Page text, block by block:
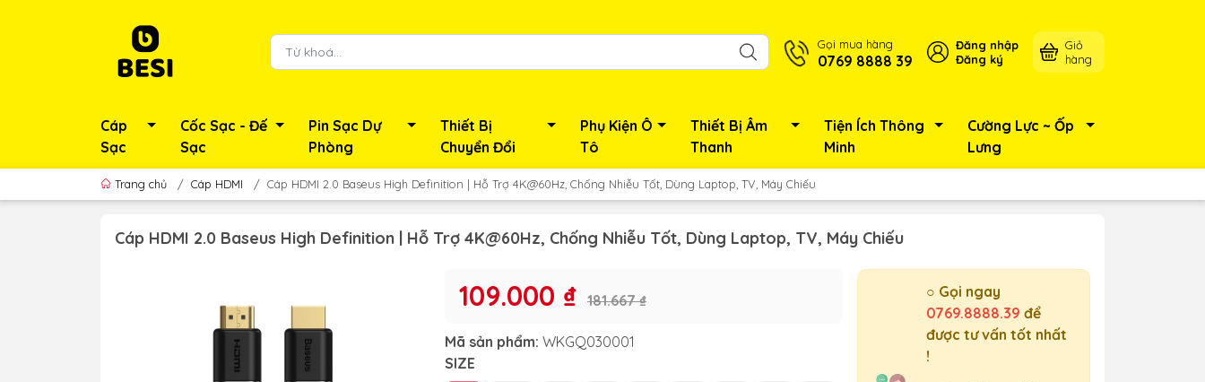
Gọi mua hàng
0769 8888 39
Đăng nhập
Đăng ký
Giỏ
hàng
Cáp
Sạc
Cốc Sạc - Đế
Sạc
Pin Sạc Dự
Phòng
Thiết Bị
Chuyển Đổi
Phụ Kiện Ô
Tô
Thiết Bị Âm
Thanh
Tiện Ích Thông
Minh
Cường Lực ~ Ốp
Lưng
Trang chủ / Cáp HDMI / Cáp HDMI 2.0 Baseus High Definition | Hỗ Trợ 4K@60Hz, Chống Nhiễu Tốt, Dùng Laptop, TV, Máy Chiếu
Cáp HDMI 2.0 Baseus High Definition | Hỗ Trợ 4K@60Hz, Chống Nhiễu Tốt, Dùng Laptop, TV, Máy Chiếu
109.000 ₫ 181.667 ₫
Mã sản phẩm: WKGQ030001
SIZE
○ Gọi ngay
0769.8888.39 để
được tư vấn tốt nhất
!